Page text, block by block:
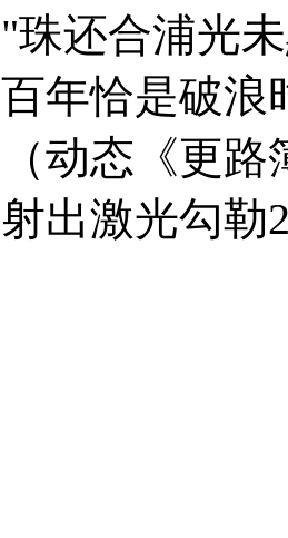
"珠还合浦光
百年恰是破浪
（动态《更
射出激光勾勒